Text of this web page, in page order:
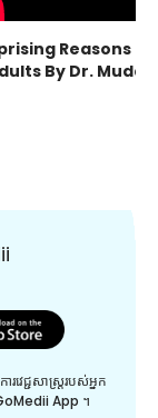
Reasons
By Dr.
េជ្ជសាស្រ្តរបស់អ្នក
App ។